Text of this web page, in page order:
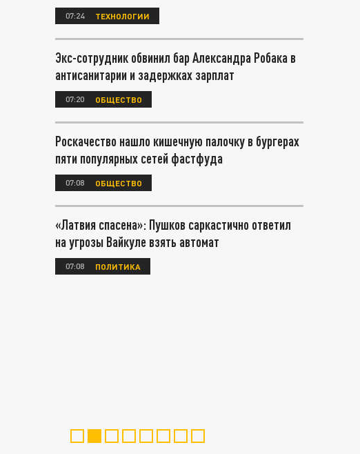
07:24 ТЕХНОЛОГИИ
Экс-сотрудник обвинил бар Александра Робака в
антисанитарии и задержках зарплат
07:20 ОБЩЕСТВО
Роскачество нашло кишечную палочку в бургерах
пяти популярных сетей фастфуда
07:08 ОБЩЕСТВО
«Латвия спасена»: Пушков саркастично ответил
на угрозы Вайкуле взять автомат
07:08 ПОЛИТИКА